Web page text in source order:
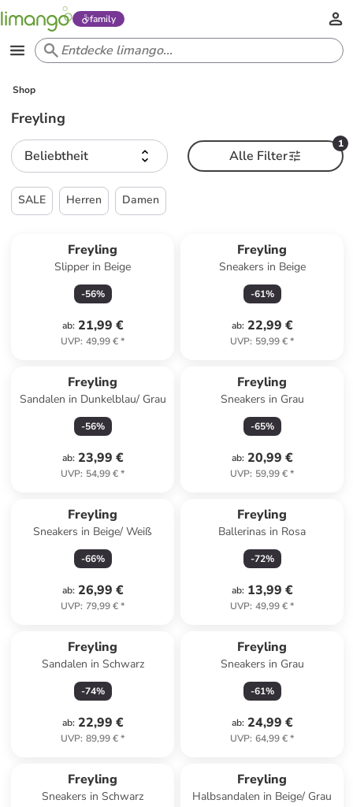
family
Shop
Freyling
Beliebtheit
1
Alle Filter
SALE Herren Damen
Freyling
Slipper in Beige
-56%
ab: 21,99 €
UVP: 49,99 €*
Freyling
Sneakers in Beige
-61%
ab: 22,99 €
UVP: 59,99 €*
Freyling
Sandalen in Dunkelblau/ Grau
-56%
ab: 23,99 €
UVP: 54,99 €*
Freyling
Sneakers in Grau
-65%
ab: 20,99 €
UVP: 59,99 €*
Freyling
Sneakers in Beige/ Weiß
-66%
ab: 26,99 €
UVP: 79,99 €*
Freyling
Ballerinas in Rosa
-72%
ab: 13,99 €
UVP: 49,99 €*
Freyling
Sandalen in Schwarz
-74%
ab: 22,99 €
UVP: 89,99 €*
Freyling
Sneakers in Grau
-61%
ab: 24,99 €
UVP: 64,99 €*
Freyling
Sneakers in Schwarz
Freyling
Halbsandalen in Beige/ Grau